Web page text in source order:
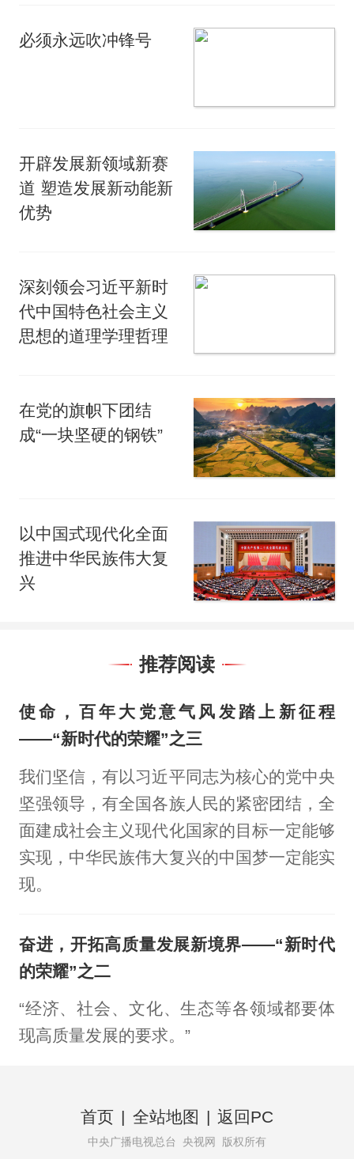
必须永远吹冲锋号
开辟发展新领域新赛
道 塑造发展新动能新
优势
深刻领会习近平新时
代中国特色社会主义
思想的道理学理哲理
在党的旗帜下团结
成“一块坚硬的钢铁”
以中国式现代化全面
推进中华民族伟大复
兴
推荐阅读
使命，百年大党意气风发踏上新征程
——“新时代的荣耀”之三
我们坚信，有以习近平同志为核心的党中央
坚强领导，有全国各族人民的紧密团结，全
面建成社会主义现代化国家的目标一定能够
实现，中华民族伟大复兴的中国梦一定能实
现。
奋进，开拓高质量发展新境界——“新时代
的荣耀”之二
“经济、社会、文化、生态等各领域都要体
现高质量发展的要求。”
首页 | 全站地图 | 返回PC
中央广播电视总台 央视网 版权所有